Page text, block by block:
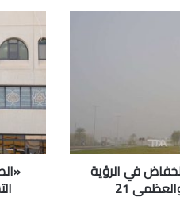
في الرؤية
21
تُشكّل
لجنة
لدراسة
مقترحات
توحيد
الصحية
وتطوير
التنظيمية